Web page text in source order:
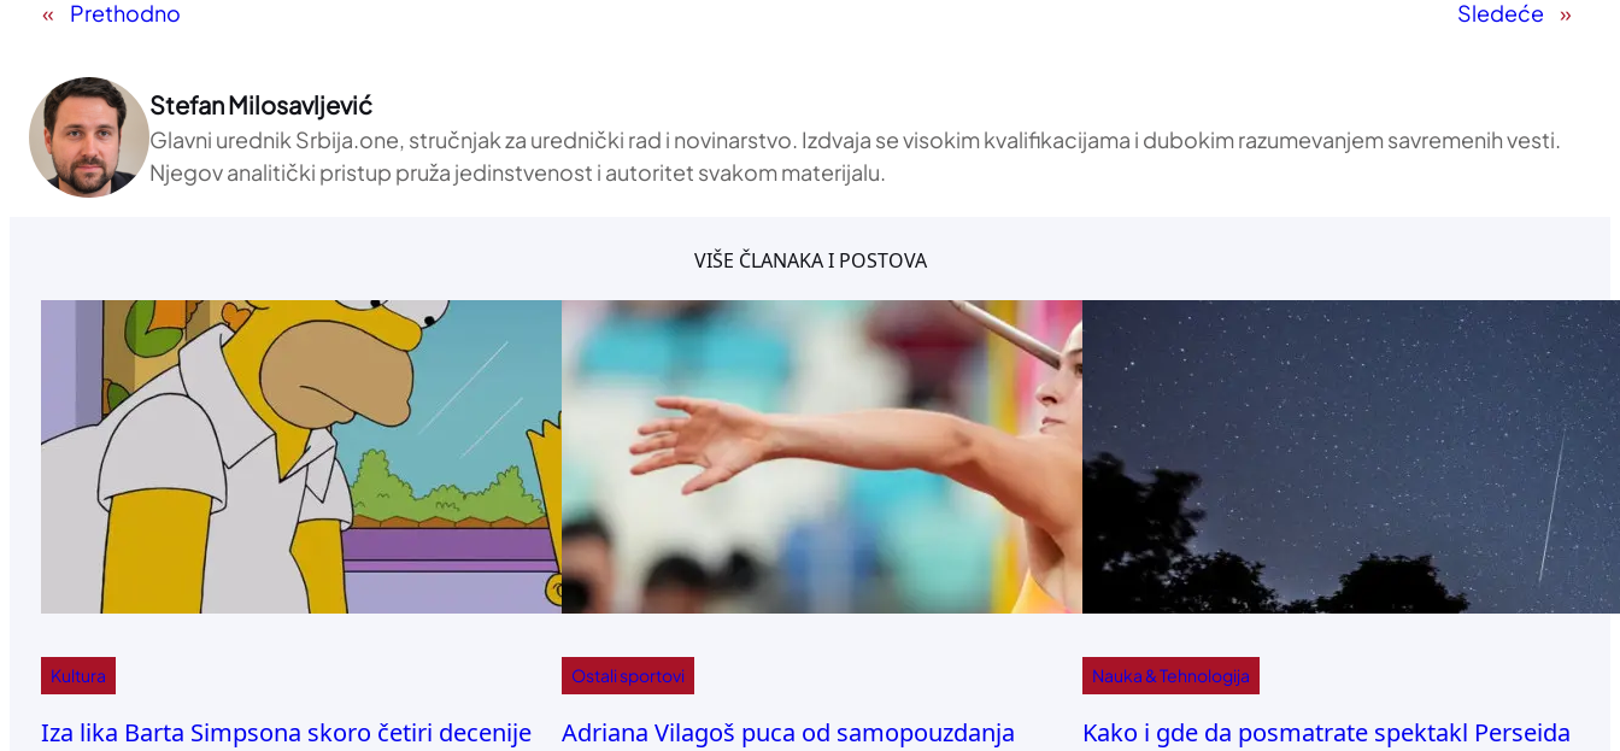
« Prethodno Sledeće »
Stefan Milosavljević
Glavni urednik Srbija.one, stručnjak za urednički rad i novinarstvo. Izdvaja se visokim kvalifikacijama i dubokim razumevanjem savremenih vesti.
Njegov analitički pristup pruža jedinstvenost i autoritet svakom materijalu.
VIŠE ČLANAKA I POSTOVA
Kultura
Iza lika Barta Simpsona skoro četiri decenije
Ostali sportovi
Adriana Vilagoš puca od samopouzdanja
Nauka & Tehnologija
Kako i gde da posmatrate spektakl Perseida